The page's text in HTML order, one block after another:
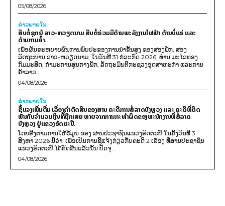
05/08/2026
ຂ່າວພາຍ​ໃນ
ສືບຕໍ່ຊຸກຍູ້ ລາວ-ຫວຽດນາມ ສືບຕໍ່ຮ່ວມມືດ້ານພະລັງງານໄຟຟ້າ ດ້ານບໍ່ແຮ່ ແລະ
ດ້ານການຄ້າ.
ເພື່ອຜັນຂະຫຍາຍຜົນການພົບປະຂອງການນຳຂັ້ນສູງ ຂອງສອງພັກ, ສອງ
ລັດຖະບານ ລາວ-ຫວຽດນາມ, ໃນວັນທີ 31 ກໍລະກົດ 2026, ທ່ານ ມະໄລທອງ
ກົມມະສິດ, ກຳມະການສູນກາງພັກ, ລັດຖະມົນຕີກະຊວງອຸດສາຫະກຳ ແລະການ
ຄ້າລາວ...
04/08/2026
ຂ່າວພາຍ​ໃນ
ຊີ້ແຈງເພີ່ມຕື່ມ ເລື່ອງຄໍາຕັດສິນຂອງສານ ຄະດີການສໍ້ລາດບັງຫຼວງ ແລະ ຄະດີທີ່ຕິດ
ພັນກັບຈຳນວນເງິນທີ່ຖືກເສຍ ຫາຍຈາກການກະທຳຜິດຂອງພະນັກງານທີ່ສໍ້ລາດ
ບັງຫຼວງ ຢູ່ແຂວງອັດຕະປື.
ໂດຍອີງຕາມການໃຫ້ຂໍ້ມູນ​ ຂອງ ສານປະຊາຊົນແຂວງອັດຕະປື ໃນຄັ້ງວັນທີ 3
ສິງຫາ 2026 ນີ້ວ່າ: ເພຶ່ອເປັນການຊີ້ແຈ້ງກ່ຽວກັບຄະດີ 2 ເລື່ອງ ທີ່ສານປະຊາຊົນ
ແຂວງອັດຕະປື ໄດ້ຕັດສິນແລ້ວນັ້ນ ປັດຈຸ...
04/08/2026